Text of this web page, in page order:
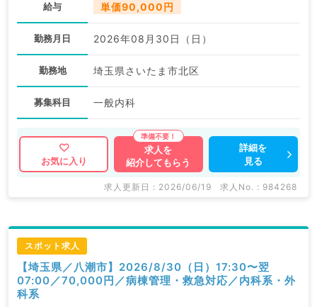
給与 単価90,000円
勤務月日 2026年08月30日（日）
勤務地 埼玉県さいたま市北区
募集科目 一般内科
お気に入り
求人を
紹介してもらう
詳細を
見る
求人更新日 : 2026/06/19 求人No. : 984268
スポット求人
【埼玉県／八潮市】2026/8/30（日）17:30〜翌
07:00／70,000円／病棟管理・救急対応／内科系・外
科系